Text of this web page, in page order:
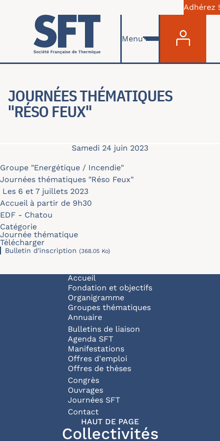
Aller au contenu principal
Adhérez !
Menu
JOURNÉES THÉMATIQUES
"RÉSO FEUX"
Samedi 24 juin 2023
Groupe "Energétique / Incendie"
Journées thématiques "Réso Feux"
Les 6 et 7 juillets 2023
Accueil à partir de 9h30
EDF - Chatou
Catégorie
Journée thématique
Télécharger
Bulletin d'inscription (368.05 Ko)
Navigation principale
Accueil
Fondation et objectifs
Organigramme
Groupes thématiques
Annuaire
Bulletins de liaison
Agenda SFT
Manifestations
Offres d'emploi
Offres de thèses
Congrès
Ouvrages
Journées SFT
Pied de page
Contact
HAUT DE PAGE
Collectivités